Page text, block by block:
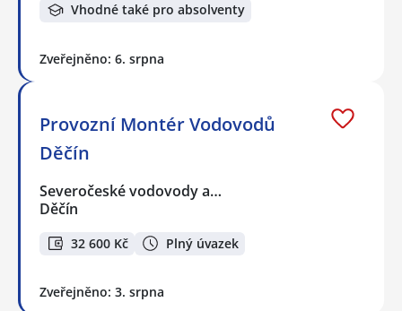
Vhodné také pro absolventy
Zveřejněno: 6. srpna
Provozní Montér Vodovodů
Děčín
Severočeské vodovody a…
Děčín
32 600 Kč Plný úvazek
Zveřejněno: 3. srpna